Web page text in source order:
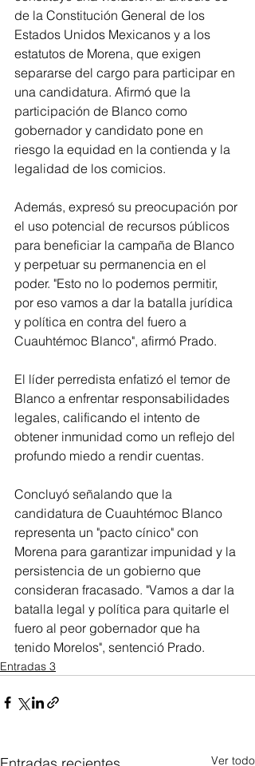
de la Constitución General de los
Estados Unidos Mexicanos y a los
estatutos de Morena, que exigen
separarse del cargo para participar en
una candidatura. Afirmó que la
participación de Blanco como
gobernador y candidato pone en
riesgo la equidad en la contienda y la
legalidad de los comicios.
Además, expresó su preocupación por
el uso potencial de recursos públicos
para beneficiar la campaña de Blanco
y perpetuar su permanencia en el
poder. "Esto no lo podemos permitir,
por eso vamos a dar la batalla jurídica
y política en contra del fuero a
Cuauhtémoc Blanco", afirmó Prado.
El líder perredista enfatizó el temor de
Blanco a enfrentar responsabilidades
legales, calificando el intento de
obtener inmunidad como un reflejo del
profundo miedo a rendir cuentas.
Concluyó señalando que la
candidatura de Cuauhtémoc Blanco
representa un "pacto cínico" con
Morena para garantizar impunidad y la
persistencia de un gobierno que
consideran fracasado. "Vamos a dar la
batalla legal y política para quitarle el
fuero al peor gobernador que ha
tenido Morelos", sentenció Prado.
Entradas 3
Ver todo